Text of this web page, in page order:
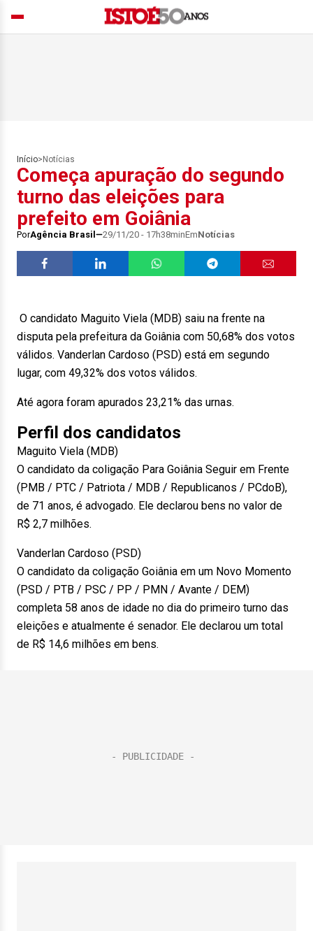
Início> Notícias
Começa apuração do segundo
turno das eleições para
prefeito em Goiânia
PorAgência Brasil 29/11/20 - 17h38minEmNotícias
O candidato Maguito Viela (MDB) saiu na frente na
disputa pela prefeitura da Goiânia com 50,68% dos votos
válidos. Vanderlan Cardoso (PSD) está em segundo
lugar, com 49,32% dos votos válidos.
Até agora foram apurados 23,21% das urnas.
Perfil dos candidatos
Maguito Viela (MDB)
O candidato da coligação Para Goiânia Seguir em Frente
(PMB / PTC / Patriota / MDB / Republicanos / PCdoB),
de 71 anos, é advogado. Ele declarou bens no valor de
R$ 2,7 milhões.
Vanderlan Cardoso (PSD)
O candidato da coligação Goiânia em um Novo Momento
(PSD / PTB / PSC / PP / PMN / Avante / DEM)
completa 58 anos de idade no dia do primeiro turno das
eleições e atualmente é senador. Ele declarou um total
de R$ 14,6 milhões em bens.